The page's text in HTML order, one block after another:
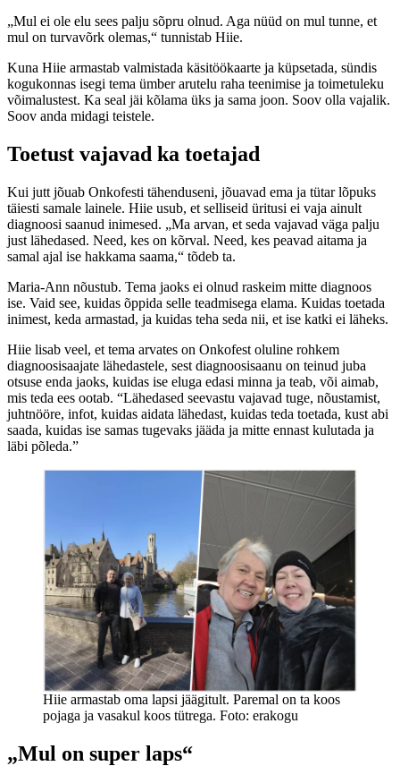
„Mul ei ole elu sees palju sõpru olnud. Aga nüüd on mul tunne, et
mul on turvavõrk olemas,“ tunnistab Hiie.
Kuna Hiie armastab valmistada käsitöökaarte ja küpsetada, sündis
kogukonnas isegi tema ümber arutelu raha teenimise ja toimetuleku
võimalustest. Ka seal jäi kõlama üks ja sama joon. Soov olla vajalik.
Soov anda midagi teistele.
Toetust vajavad ka toetajad
Kui jutt jõuab Onkofesti tähenduseni, jõuavad ema ja tütar lõpuks
täiesti samale lainele. Hiie usub, et selliseid üritusi ei vaja ainult
diagnoosi saanud inimesed. „Ma arvan, et seda vajavad väga palju
just lähedased. Need, kes on kõrval. Need, kes peavad aitama ja
samal ajal ise hakkama saama,“ tõdeb ta.
Maria-Ann nõustub. Tema jaoks ei olnud raskeim mitte diagnoos
ise. Vaid see, kuidas õppida selle teadmisega elama. Kuidas toetada
inimest, keda armastad, ja kuidas teha seda nii, et ise katki ei läheks.
Hiie lisab veel, et tema arvates on Onkofest oluline rohkem
diagnoosisaajate lähedastele, sest diagnoosisaanu on teinud juba
otsuse enda jaoks, kuidas ise eluga edasi minna ja teab, või aimab,
mis teda ees ootab. “Lähedased seevastu vajavad tuge, nõustamist,
juhtnööre, infot, kuidas aidata lähedast, kuidas teda toetada, kust abi
saada, kuidas ise samas tugevaks jääda ja mitte ennast kulutada ja
läbi põleda.”
Hiie armastab oma lapsi jäägitult. Paremal on ta koos
pojaga ja vasakul koos tütrega. Foto: erakogu
„Mul on super laps“